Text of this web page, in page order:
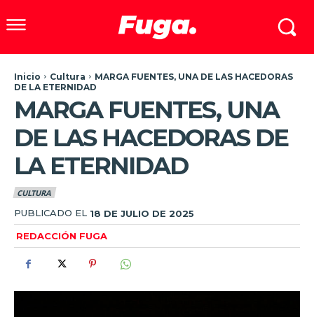
Inicio Cultura
MARGA FUENTES, UNA DE LAS HACEDORAS
DE LA ETERNIDAD
MARGA FUENTES, UNA
DE LAS HACEDORAS DE
LA ETERNIDAD
CULTURA
PUBLICADO EL 18 DE JULIO DE 2025
REDACCIÓN FUGA